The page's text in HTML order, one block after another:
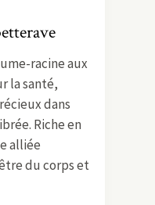
racine aux
la santé,
dans
Riche en
alliée
du corps et